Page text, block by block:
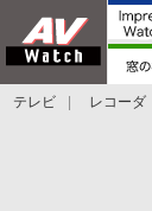
テレビ レコーダ